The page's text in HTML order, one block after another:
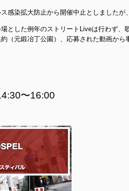
感染拡大防止から開催中止としましたが
とした例年のストリートLiveは行わず
（元鍛冶丁公園）、応募された動画か
〜16:00